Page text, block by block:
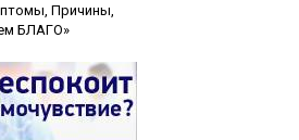
Причины,
БЛАГО»